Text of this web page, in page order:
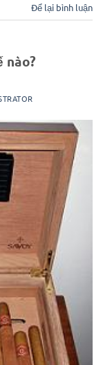
Để lại bình luận
nào?